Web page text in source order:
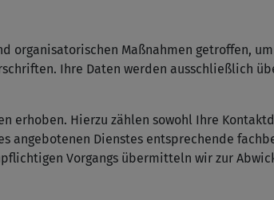
organisatorischen Maßnahmen getroffen,
Ihre Daten werden ausschließlich
erhoben. Hierzu zählen sowohl Ihre
angebotenen Dienstes entsprechende
Vorgangs übermitteln wir zur